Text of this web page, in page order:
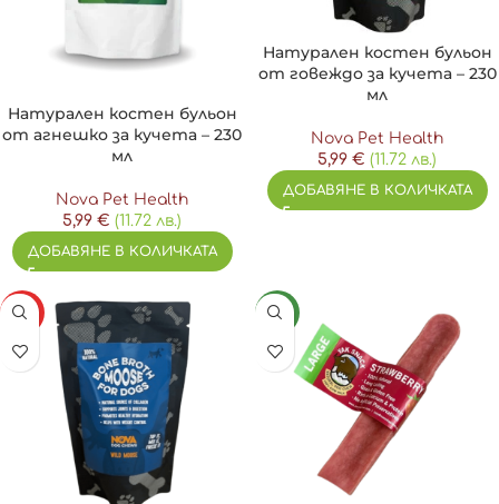
Натурален костен бульон
от агнешко за кучета – 230
мл
Nova Pet Health
5,99 € (11.72 лв.)
ДОБАВЯНЕ В КОЛИЧКАТА
Натурален костен бульон
от говеждо за кучета – 230
мл
Nova Pet Health
5,99 € (11.72 лв.)
ДОБАВЯНЕ В КОЛИЧКАТА
HOT NEW